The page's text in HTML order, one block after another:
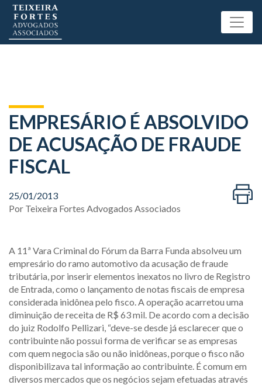
EMPRESÁRIO É ABSOLVIDO
DE ACUSAÇÃO DE FRAUDE
FISCAL
25/01/2013
Por Teixeira Fortes Advogados Associados
A 11ª Vara Criminal do Fórum da Barra Funda absolveu um
empresário do ramo automotivo da acusação de fraude
tributária, por inserir elementos inexatos no livro de Registro
de Entrada, como o lançamento de notas fiscais de empresa
considerada inidônea pelo fisco. A operação acarretou uma
diminuição de receita de R$ 63 mil. De acordo com a decisão
do juiz Rodolfo Pellizari, “deve-se desde já esclarecer que o
contribuinte não possui forma de verificar se as empresas
com quem negocia são ou não inidôneas, porque o fisco não
disponibilizava tal informação ao contribuinte. É comum em
diversos mercados que os negócios sejam efetuadas através